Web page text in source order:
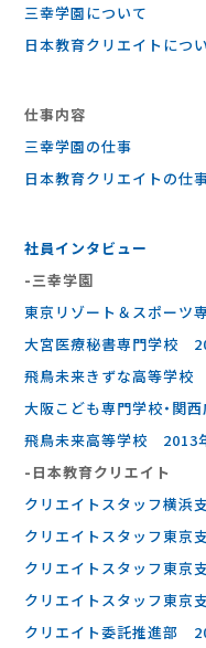
三幸学園について
日本教育クリエイトにつ
仕事内容
三幸学園の仕事
⽇本教育クリエイトの仕
社員インタビュー
-三幸学園
東京リゾート＆スポー
大宮医療秘書専門学校
飛鳥未来きずな高等学
大阪こども専門学校・関
飛鳥未来高等学校 2013
-⽇本教育クリエイト
クリエイトスタッフ横
クリエイトスタッフ東
クリエイトスタッフ東
クリエイトスタッフ東
クリエイト委託推進部